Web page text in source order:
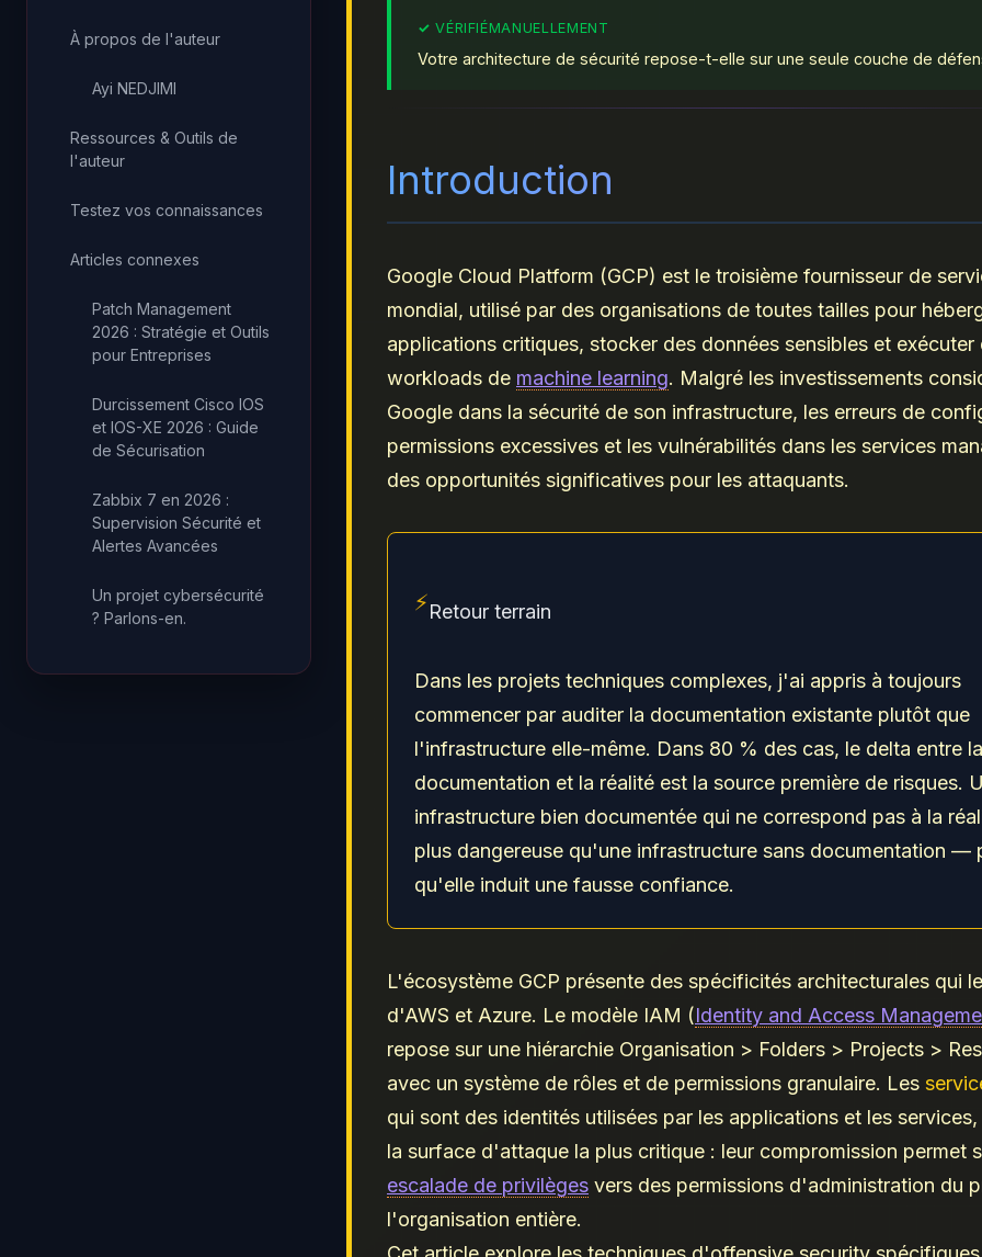
À propos de l'auteur
Ayi NEDJIMI
Ressources & Outils de
l'auteur
Testez vos connaissances
Articles connexes
Patch Management
2026 : Stratégie et Outils
pour Entreprises
Durcissement Cisco IOS
et IOS-XE 2026 : Guide
de Sécurisation
Zabbix 7 en 2026 :
Supervision Sécurité et
Alertes Avancées
Un projet cybersécurité
? Parlons-en.
Votre architecture de sécurité repose-t-elle sur une seule couche de
Introduction
Google Cloud Platform (GCP) est le troisième fournisseur de
mondial, utilisé par des organisations de toutes tailles pour
applications critiques, stocker des données sensibles et exécuter
workloads de machine learning. Malgré les investissements
Google dans la sécurité de son infrastructure, les erreurs de
permissions excessives et les vulnérabilités dans les services
des opportunités significatives pour les attaquants.
⚡Retour terrain
Dans les projets techniques complexes, j'ai appris à toujours
commencer par auditer la documentation existante plutôt que
l'infrastructure elle-même. Dans 80 % des cas, le delta entre la
documentation et la réalité est la source première de risques.
infrastructure bien documentée qui ne correspond pas à la
plus dangereuse qu'une infrastructure sans documentation —
qu'elle induit une fausse confiance.
L'écosystème GCP présente des spécificités architecturales qui
d'AWS et Azure. Le modèle IAM (Identity and Access
repose sur une hiérarchie Organisation > Folders > Projects >
avec un système de rôles et de permissions granulaire. Les
qui sont des identités utilisées par les applications et les
la surface d'attaque la plus critique : leur compromission permet
escalade de privilèges vers des permissions d'administration du
l'organisation entière.